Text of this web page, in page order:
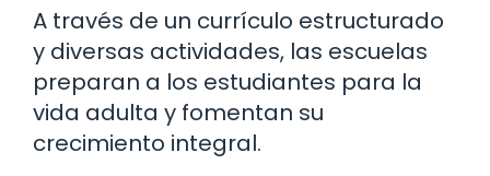
A través de un currículo estructurado
y diversas actividades, las escuelas
preparan a los estudiantes para la
vida adulta y fomentan su
crecimiento integral.